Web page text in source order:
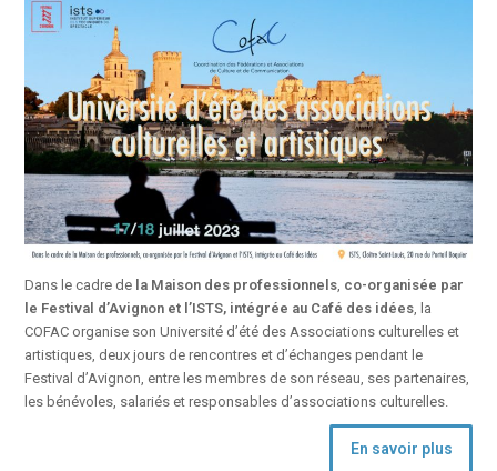
Dans le cadre de la Maison des professionnels, co-organisée par
le Festival d’Avignon et l’ISTS, intégrée au Café des idées, la
COFAC organise son Université d’été des Associations culturelles et
artistiques, deux jours de rencontres et d’échanges pendant le
Festival d’Avignon, entre les membres de son réseau, ses partenaires,
les bénévoles, salariés et responsables d’associations culturelles.
En savoir plus